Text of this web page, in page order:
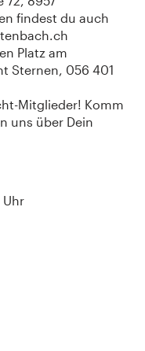
findest du auch
Platz am
Sternen, 056 401
Mitglieder! Komm
uns über Dein
Uhr